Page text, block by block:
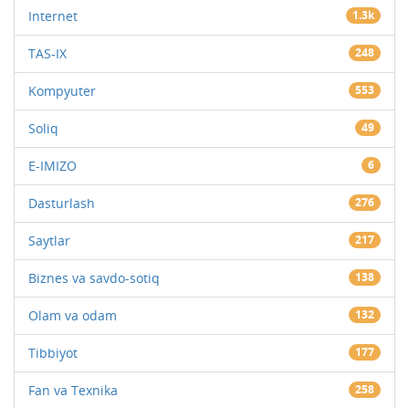
Internet 1.3k
TAS-IX 248
Kompyuter 553
Soliq 49
E-IMIZO 6
Dasturlash 276
Saytlar 217
Biznes va savdo-sotiq 138
Olam va odam 132
Tibbiyot 177
Fan va Texnika 258